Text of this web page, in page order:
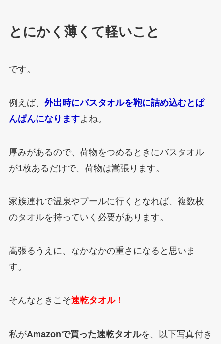
とにかく薄くて軽いこと
です。
例えば、 外出時にバスタオルを鞄に詰め込むとぱ
んぱんになりますよね。
厚みがあるので、荷物をつめるときにバスタオル
が1枚あるだけで、荷物は嵩張ります。
家族連れで温泉やプールに行くとなれば、複数枚
のタオルを持っていく必要があります。
嵩張るうえに、なかなかの重さになると思いま
す。
そんなときこそ速乾タオル！
私がAmazonで買った速乾タオルを、以下写真付き